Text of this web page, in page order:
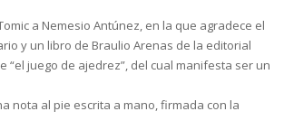
a Nemesio Antúnez, en la que agradece el
y un libro de Braulio Arenas de la editorial
“el juego de ajedrez”, del cual manifesta ser un
nota al pie escrita a mano, firmada con la